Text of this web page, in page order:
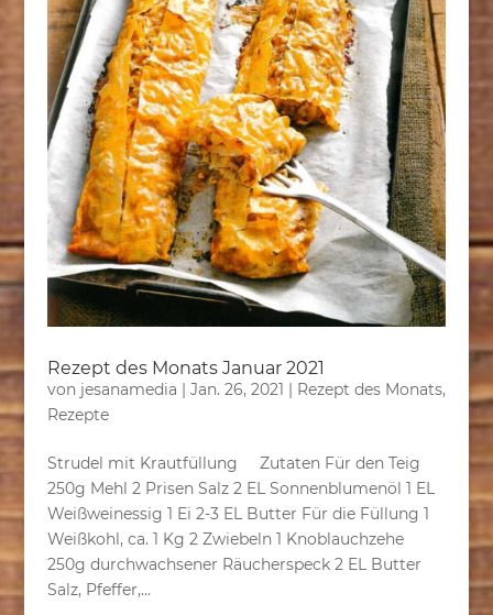
Rezept des Monats Januar 2021
von jesanamedia Jan. 26, 2021 Rezept des Monats,
Rezepte
Strudel mit Krautfüllung Zutaten Für den Teig
250g Mehl 2 Prisen Salz 2 EL Sonnenblumenöl 1 EL
Weißweinessig 1 Ei 2-3 EL Butter Für die Füllung 1
Weißkohl, ca. 1 Kg 2 Zwiebeln 1 Knoblauchzehe
250g durchwachsener Räucherspeck 2 EL Butter
Salz, Pfeffer,...